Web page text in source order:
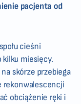
pacjenta od
cieśni
miesięcy.
skórze przebiega
rekonwalescencji
obciążenie ręki i